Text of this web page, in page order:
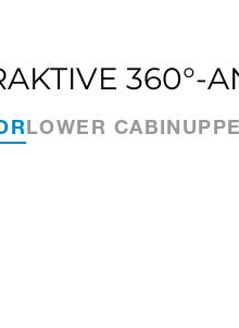
360°-
LOWER CABIN